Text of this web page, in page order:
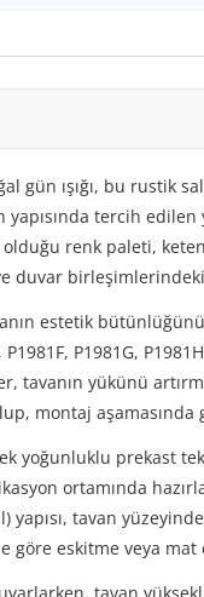
gün ışığı, bu rustik
yapısında tercih
olduğu renk paleti,
duvar
estetik
P1981F, P1981G,
tavanın yükünü
montaj
yoğunluklu prekast
ortamında
tavan
göre eskitme veya